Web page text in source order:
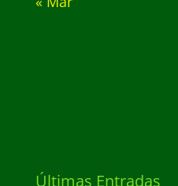
Últimas Entradas